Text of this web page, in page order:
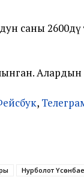
саны
,
Нурболот